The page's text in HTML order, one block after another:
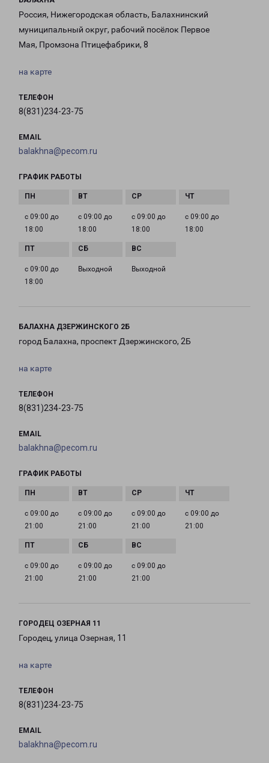
Россия, Нижегородская область, Балахнинский
муниципальный округ, рабочий посёлок Первое
Мая, Промзона Птицефабрики, 8
на карте
ТЕЛЕФОН
8(831)234-23-75
EMAIL
balakhna@pecom.ru
ГРАФИК РАБОТЫ
с 09:00 до
18:00
с 09:00 до
18:00
с 09:00 до
18:00
с 09:00 до
18:00
с 09:00 до
18:00
Выходной Выходной
БАЛАХНА ДЗЕРЖИНСКОГО 2Б
город Балахна, проспект Дзержинского, 2Б
на карте
ТЕЛЕФОН
8(831)234-23-75
EMAIL
balakhna@pecom.ru
ГРАФИК РАБОТЫ
с 09:00 до
21:00
с 09:00 до
21:00
с 09:00 до
21:00
с 09:00 до
21:00
с 09:00 до
21:00
с 09:00 до
21:00
с 09:00 до
21:00
ГОРОДЕЦ ОЗЕРНАЯ 11
Городец, улица Озерная, 11
на карте
ТЕЛЕФОН
8(831)234-23-75
EMAIL
balakhna@pecom.ru